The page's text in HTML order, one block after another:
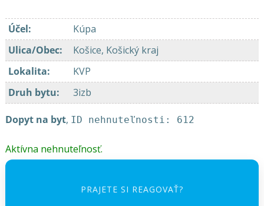
Účel:
Kúpa
Ulica/Obec:
Košice, Košický kraj
Lokalita:
KVP
Druh bytu: 3izb
Dopyt na byt, ID nehnuteľnosti: 612
Aktívna nehnuteľnosť.
PRAJETE SI REAGOVAŤ?